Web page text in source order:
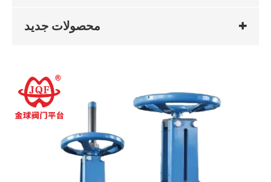
محصولات جدید